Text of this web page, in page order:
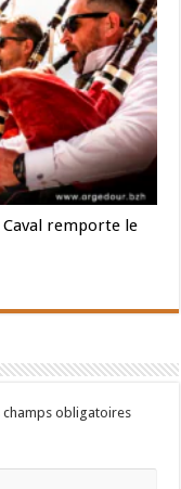
Caval remporte le
champs obligatoires